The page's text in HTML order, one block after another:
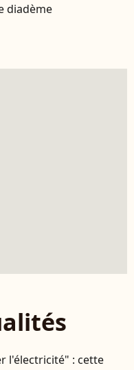
diadème
l'électricité" : cette